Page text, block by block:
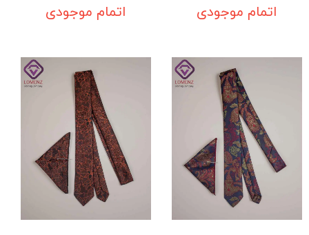
اتمام موجودی
اتمام موجودی